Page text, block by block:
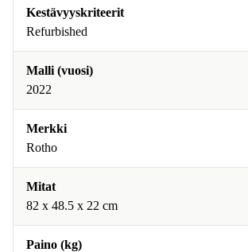
Kestävyyskriteerit
Refurbished
Malli (vuosi)
2022
Merkki
Rotho
Mitat
82 x 48.5 x 22 cm
Paino (kg)